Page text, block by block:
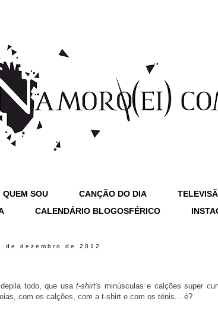
QUEM SOU CANÇÃO DO DIA
CALENDÁRIO BLOGOSFÉRICO
dezembro de 2012
todo, que usa t-shirt's minúsculas e calções super
com os calções, com a t-shirt e com os ténis... é?